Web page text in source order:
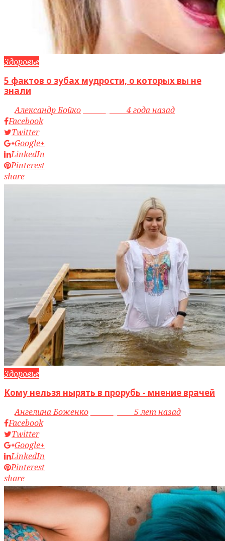
Здоровье
5 фактов о зубах мудрости, о которых вы не
знали
byАлександр Бойко
4 года назад
Facebook
Twitter
Google+
LinkedIn
Pinterest
share
Здоровье
Кому нельзя нырять в прорубь - мнение врачей
byАнгелина Боженко
5 лет назад
Facebook
Twitter
Google+
LinkedIn
Pinterest
share